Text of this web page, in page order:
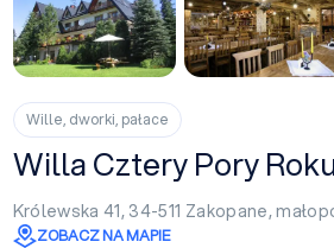
Wille, dworki, pałace
Willa Cztery Pory
Królewska 41, 34-511 Zakopane,
ZOBACZ NA MAPIE